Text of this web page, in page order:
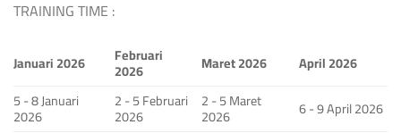
TRAINING TIME :
Januari 2026 Februari
2026 Maret 2026
April 2026
5 - 8 Januari
2026
2 - 5 Februari
2026
2 - 5 Maret
2026
6 - 9 April 2026